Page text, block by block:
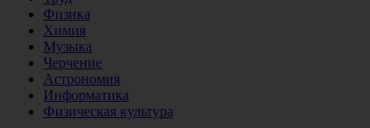
Физика
Химия
Музыка
Черчение
Астрономия
Информатика
Физическая культура